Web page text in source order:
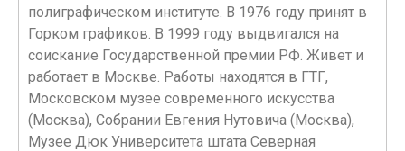
полиграфическом институте. В 1976 году принят в
Горком графиков. В 1999 году выдвигался на
соискание Государственной премии РФ. Живет и
работает в Москве. Работы находятся в ГТГ,
Московском музее современного искусства
(Москва), Собрании Евгения Нутовича (Москва),
Музее Дюк Университета штата Северная